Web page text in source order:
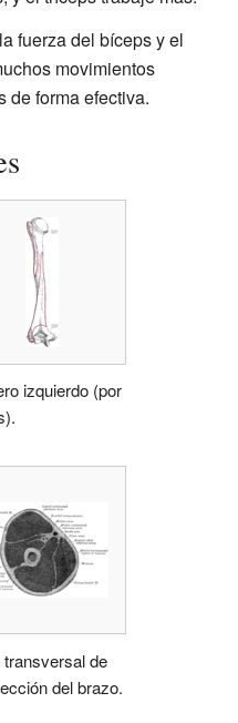
fuerza del bíceps y el
movimientos
de forma efectiva.
izquierdo (por
transversal de
del brazo.